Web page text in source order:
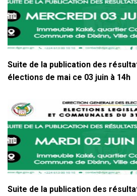
Suite de la publication des
élections de mai ce 03 juin à 14h
Suite de la publication des